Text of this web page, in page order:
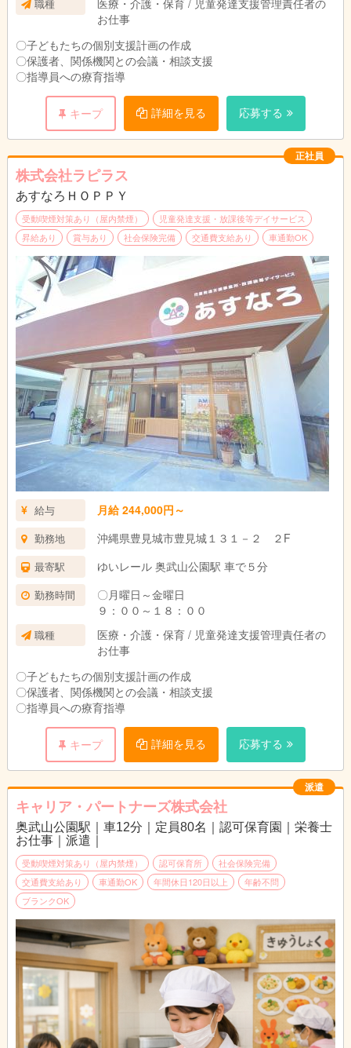
職種
お仕事
〇子どもたちの個別支援計画の作成
〇保護者、関係機関との会議・相談支援
〇指導員への療育指導
キープ 詳細を見る 応募する
正社員
株式会社ラピラス
あすなろＨＯＰＰＹ
受動喫煙対策あり（屋内禁煙）
児童発達支援・放課後等デイサービス
昇給あり
賞与あり 社会保険完備 交通費支給あり 車通勤OK
給与 月給 244,000円～
勤務地 沖縄県豊見城市豊見城１３１－２ ２F
最寄駅 ゆいレール 奥武山公園駅 車で５分
勤務時間
〇月曜日～金曜日
９：００～１８：００
職種
医療・介護・保育 / 児童発達支援管理責任者の
お仕事
〇子どもたちの個別支援計画の作成
〇保護者、関係機関との会議・相談支援
〇指導員への療育指導
キープ 詳細を見る 応募する
派遣
キャリア・パートナーズ株式会社
奥武山公園駅｜車12分｜定員80名｜認可保育園｜栄養士
お仕事｜派遣｜
受動喫煙対策あり（屋内禁煙） 認可保育所
社会保険完備
交通費支給あり
車通勤OK 年間休日120日以上
年齢不問
ブランクOK